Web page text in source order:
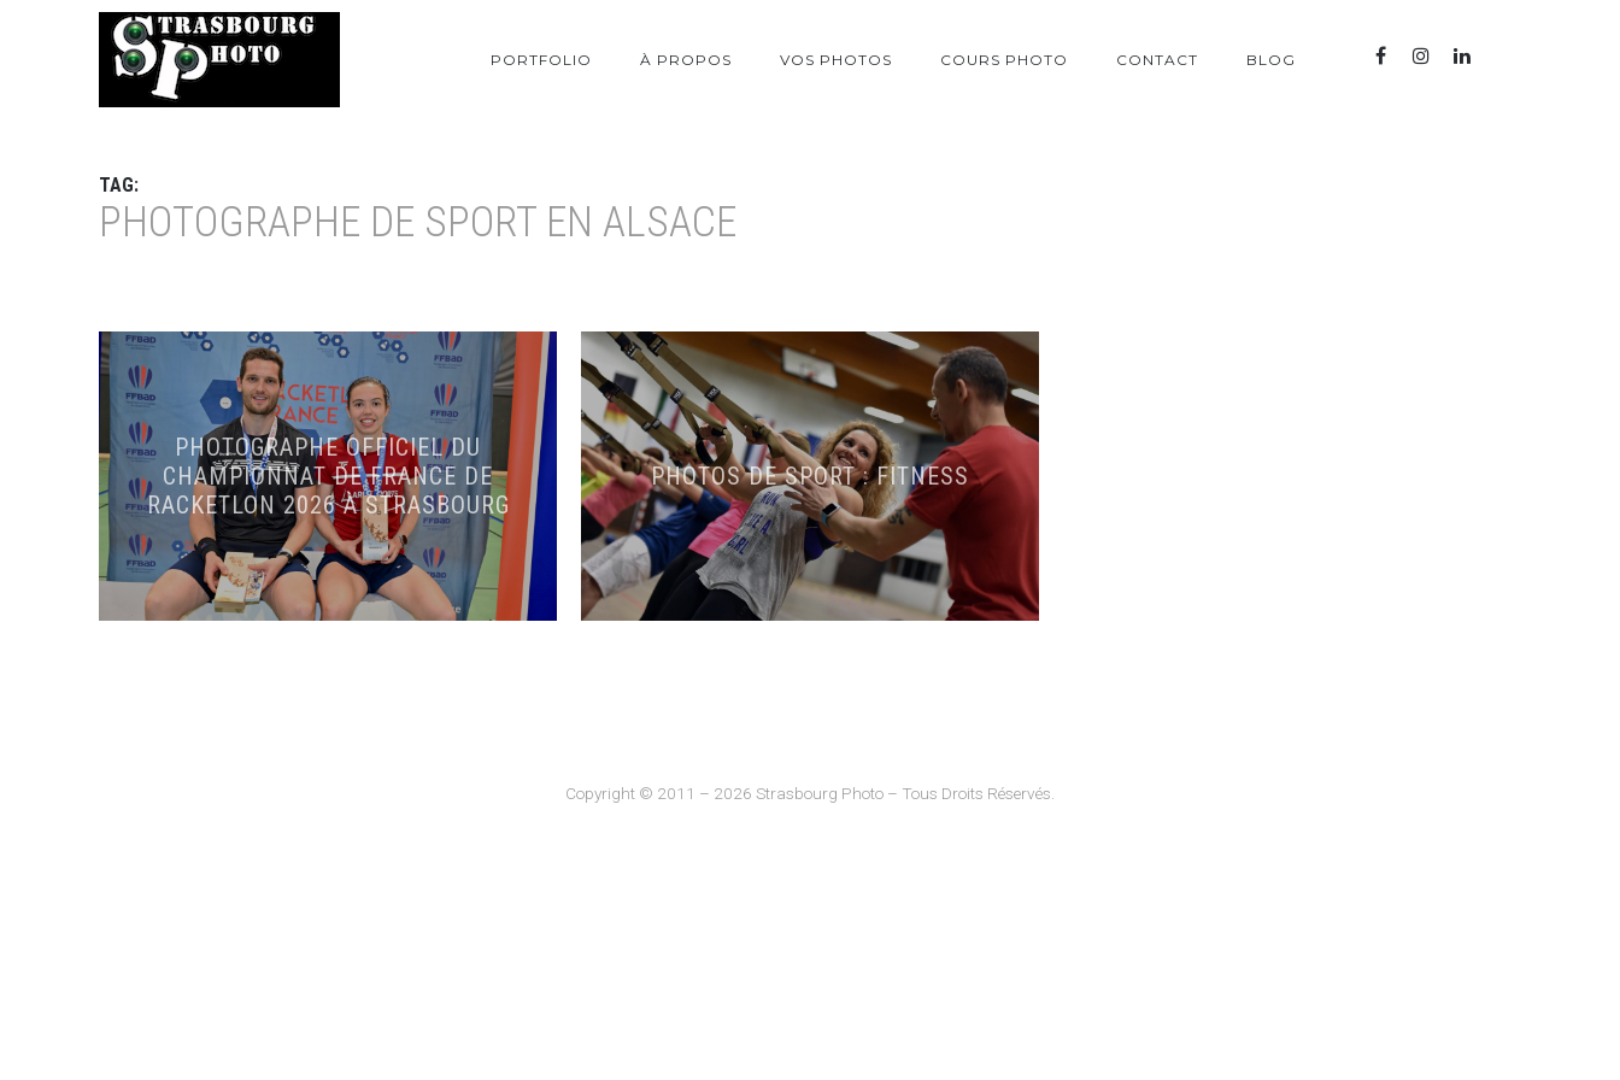
PORTFOLIO À PROPOS VOS PHOTOS COURS PHOTO CONTACT BLOG
TAG:
PHOTOGRAPHE DE SPORT EN ALSACE
PHOTOGRAPHE OFFICIEL DU
CHAMPIONNAT DE FRANCE DE
RACKETLON 2026 À STRASBOURG
PHOTOS DE SPORT : FITNESS
Copyright © 2011 – 2026 Strasbourg Photo – Tous Droits Réservés.